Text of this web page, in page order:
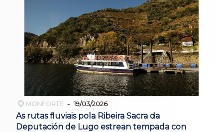
MONFORTE 19/03/2026
As rutas fluviais pola Ribeira Sacra da
Deputación de Lugo estrean tempada con